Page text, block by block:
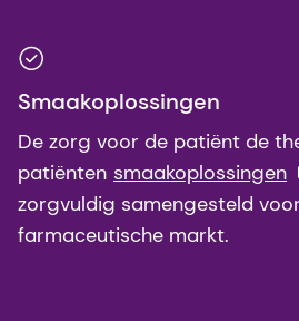
Smaakoplossingen
De zorg voor de patiënt de
patiënten smaakoplossingen
zorgvuldig samengesteld
farmaceutische markt.